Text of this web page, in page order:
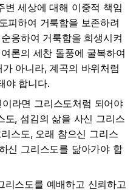
변 세상에 대해 이중적 책임
피하여 거룩함을 보존하려
응하여 거룩함을 희생시켜
론의 세찬 돌풍에 굴복하여
아니라, 계곡의 바위처럼
야 합니다.
라면 그리스도처럼 되어야
도, 섬김의 삶을 사신 그리스
스도, 오래 참으신 그리스
신 그리스도를 닮아가야 합
리스도를 예배하고 신뢰하고